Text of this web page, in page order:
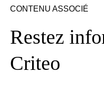
CONTENU ASSOCIÉ
Restez
Criteo